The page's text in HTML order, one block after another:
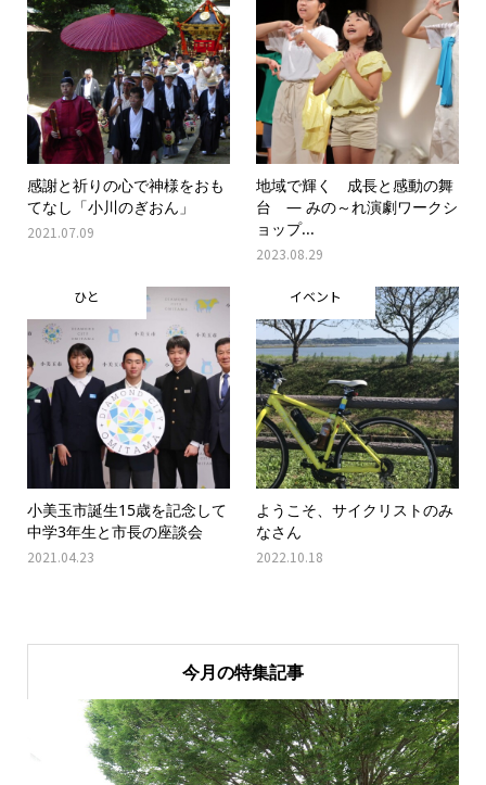
感謝と祈りの心で神様をおも
てなし「小川のぎおん」
2021.07.09
地域で輝く 成長と感動の舞
台 ― みの～れ演劇ワークシ
ョップ...
2023.08.29
ひと
小美玉市誕生15歳を記念して
中学3年生と市長の座談会
2021.04.23
イベント
ようこそ、サイクリストのみ
なさん
2022.10.18
今月の特集記事